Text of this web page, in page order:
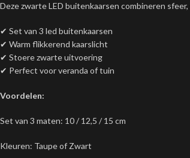
Deze zwarte LED buitenkaarsen combineren
✔ Set van 3 led buitenkaarsen
✔ Warm flikkerend kaarslicht
✔ Stoere zwarte uitvoering
✔ Perfect voor veranda of tuin
Voordelen:
Set van 3 maten: 10 / 12,5 / 15 cm
Kleuren: Taupe of Zwart